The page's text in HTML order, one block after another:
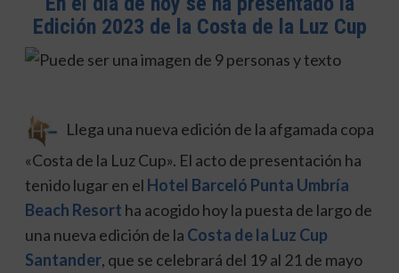
Edición 2023 de la Costa de la Luz Cup
Llega una nueva edición de la afgamada copa
«Costa de la Luz Cup». El acto de presentación ha
tenido lugar en el Hotel Barceló Punta Umbría
Beach Resort ha acogido hoy la puesta de largo de
una nueva edición de la Costa de la Luz Cup
Santander, que se celebrará del 19 al 21 de mayo